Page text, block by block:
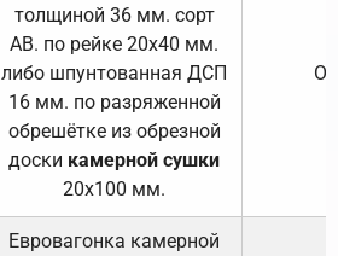
толщиной 36 мм. сорт
АВ. по рейке 20х40 мм.
либо шпунтованная ДСП
16 мм. по разряженной
обрешётке из обрезной
доски камерной сушки
20х100 мм.
Евровагонка камерной